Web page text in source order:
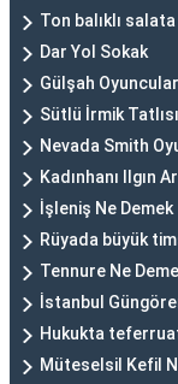
Ton balıklı
Dar Yol Sokak
Gülşah
Sütlü İrmik
Nevada Smith
Kadınhanı Ilgın
İşleniş Ne Demek
Rüyada büyük
Tennure Ne
İstanbul
Hukukta
Müteselsil Kefil